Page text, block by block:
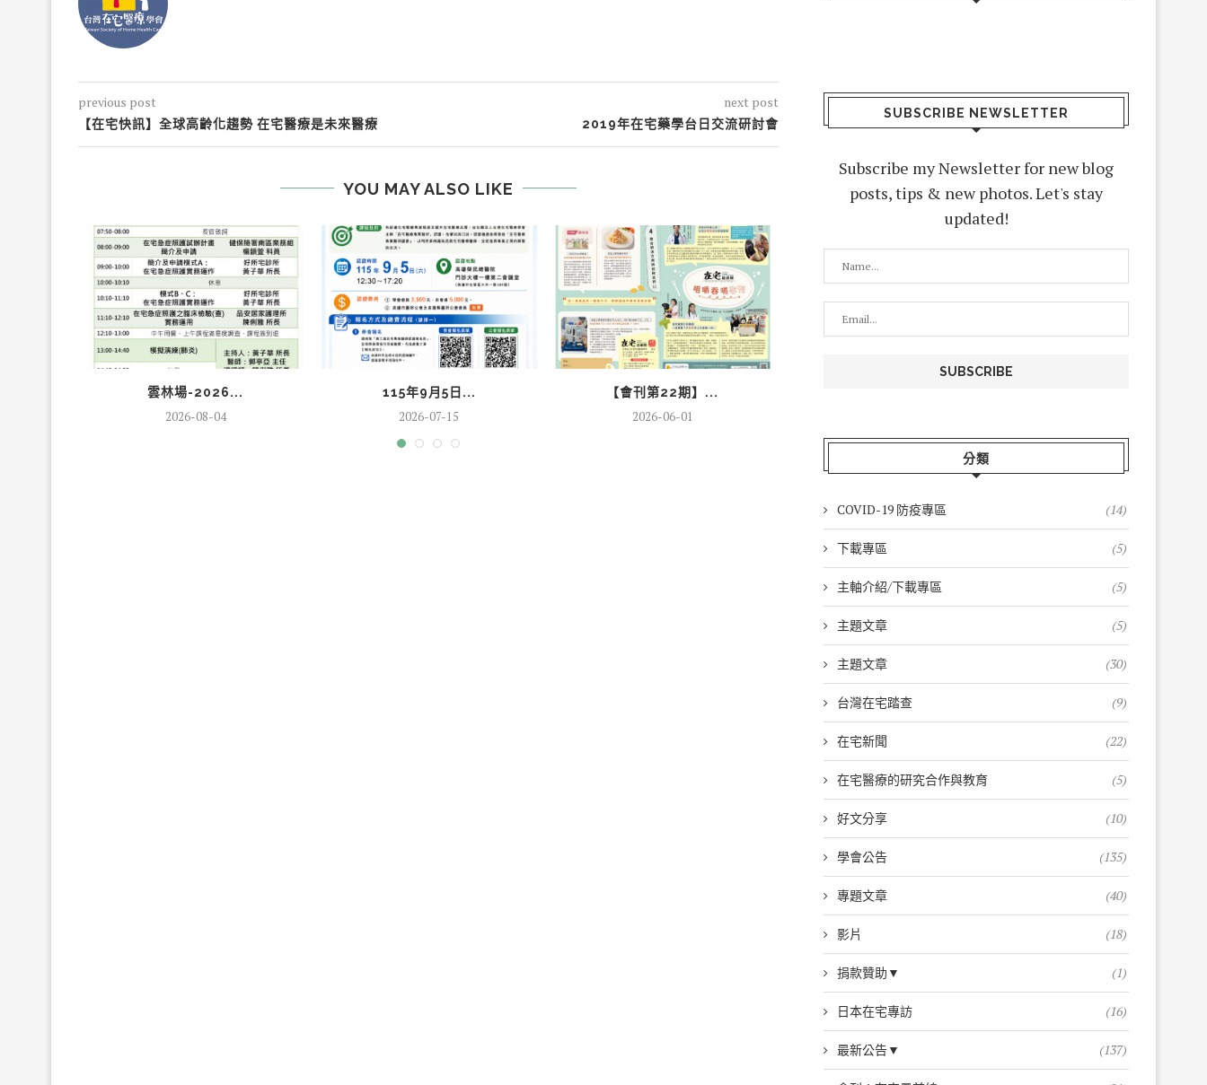
previous post
【在宅快訊】全球高齡化趨勢 在宅醫療是未來醫療
next post
2019年在宅藥學台日交流研討會
YOU MAY ALSO LIKE
雲林場-2026...
2026-08-04
115年9月5日...
2026-07-15
【會刊第22期】...
2026-06-01
SUBSCRIBE NEWSLETTER
Subscribe my Newsletter for new blog
posts, tips & new photos. Let's stay
updated!
分類
COVID-19 防疫專區 (14)
下載專區 (5)
主軸介紹/下載專區 (5)
主題文章 (5)
主題文章 (30)
台灣在宅踏查 (9)
在宅新聞 (22)
在宅醫療的研究合作與教育 (5)
好文分享 (10)
學會公告 (135)
專題文章 (40)
影片 (18)
捐款贊助▼ (1)
日本在宅專訪 (16)
最新公告▼ (137)